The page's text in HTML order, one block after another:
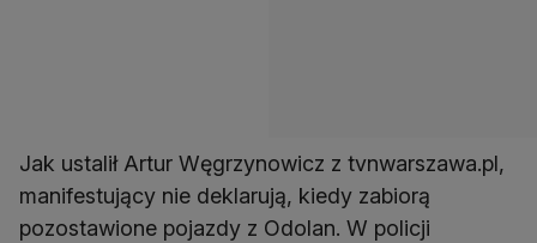
Jak ustalił Artur Węgrzynowicz z tvnwarszawa.pl,
manifestujący nie deklarują, kiedy zabiorą
pozostawione pojazdy z Odolan. W policji